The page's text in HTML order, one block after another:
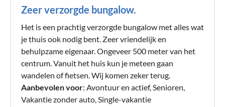
Zeer verzorgde bungalow.
Het is een prachtig verzorgde bungalow met alles wat
je thuis ook nodig bent. Zeer vriendelijk en
behulpzame eigenaar. Ongeveer 500 meter van het
centrum. Vanuit het huis kun je meteen gaan
wandelen of fietsen. Wij komen zeker terug.
Aanbevolen voor: Avontuur en actief, Senioren,
Vakantie zonder auto, Single-vakantie